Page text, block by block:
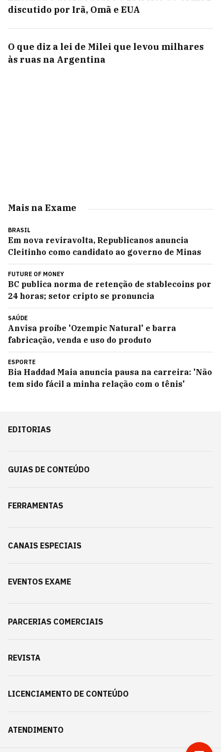
discutido por Irã, Omã e EUA
O que diz a lei de Milei que levou milhares
às ruas na Argentina
Mais na Exame
BRASIL
Em nova reviravolta, Republicanos anuncia
Cleitinho como candidato ao governo de Minas
FUTURE OF MONEY
BC publica norma de retenção de stablecoins por
24 horas; setor cripto se pronuncia
SAÚDE
Anvisa proíbe 'Ozempic Natural' e barra
fabricação, venda e uso do produto
ESPORTE
Bia Haddad Maia anuncia pausa na carreira: 'Não
tem sido fácil a minha relação com o tênis'
EDITORIAS
GUIAS DE CONTEÚDO
FERRAMENTAS
CANAIS ESPECIAIS
EVENTOS EXAME
PARCERIAS COMERCIAIS
REVISTA
LICENCIAMENTO DE CONTEÚDO
ATENDIMENTO